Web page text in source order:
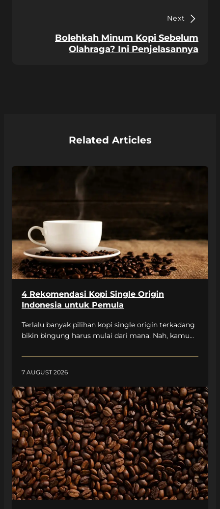
Next
Bolehkah Minum Kopi Sebelum
Olahraga? Ini Penjelasannya
Related Articles
4 Rekomendasi Kopi Single Origin
Indonesia untuk Pemula
Terlalu banyak pilihan kopi single origin terkadang
bikin bingung harus mulai dari mana. Nah, kamu
artikel ini agar eksplorasi kopi single origin bisa
jadi pengalaman yang menyenangkan. Berikut
dicoba untuk langkah pertamamu! Kenapa Penting
Memulai dari Kopi Single Origin yang Tepat?
Sebab, […]
7 AUGUST 2026